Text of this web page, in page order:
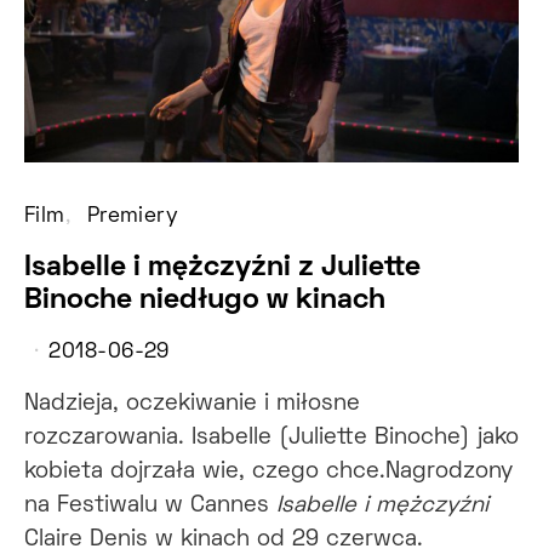
Film Premiery
Isabelle i mężczyźni z Juliette
Binoche niedługo w kinach
2018-06-29
Nadzieja, oczekiwanie i miłosne
rozczarowania. Isabelle (Juliette Binoche) jako
kobieta dojrzała wie, czego chce.Nagrodzony
na Festiwalu w Cannes Isabelle i mężczyźni
Claire Denis w kinach od 29 czerwca.